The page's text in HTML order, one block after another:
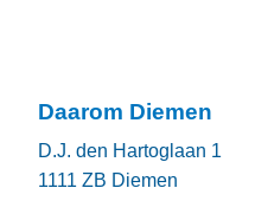
Daarom Diemen
D.J. den Hartoglaan 1
1111 ZB Diemen